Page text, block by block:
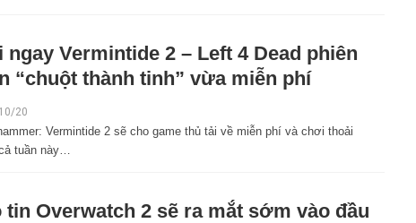
ngay Vermintide 2 – Left 4 Dead phiên
“chuột thành tinh” vừa miễn phí
20
Vermintide 2 sẽ cho game thủ tải về miễn phí và chơi thoải
tuần này…
tin Overwatch 2 sẽ ra mắt sớm vào đầu